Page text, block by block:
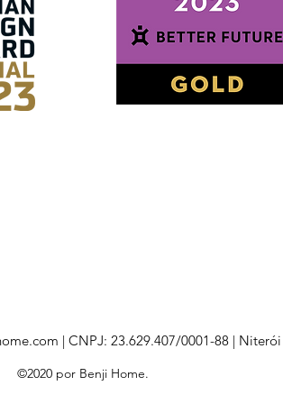
| CNPJ: 23.629.407/0001-88 | Niterói
©2020 por Benji Home.